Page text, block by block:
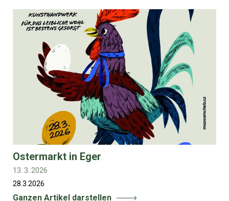
Ostermarkt in Eger
13. 3. 2026
28.3.2026
Ganzen Artikel darstellen